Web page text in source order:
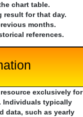
chart table.
result for that day.
months.
references.
exclusively for
Individuals typically
data, such as yearly